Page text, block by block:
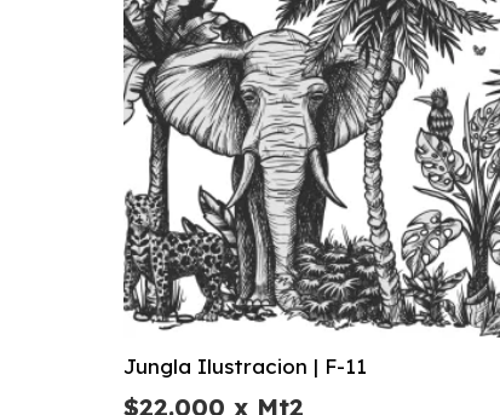
Jungla Ilustracion | F-11
$22.000 x Mt2